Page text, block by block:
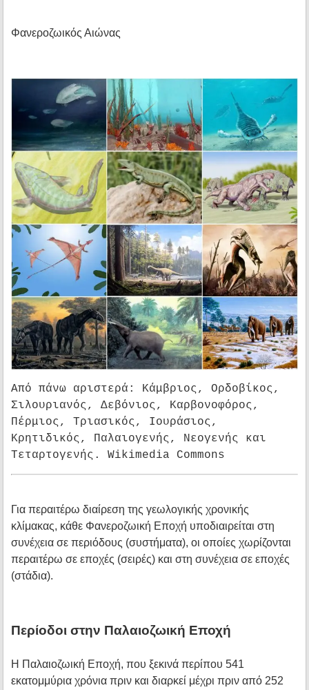
Φανεροζωικός Αιώνας
Από πάνω αριστερά: Κάμβριος, Ορδοβίκος,
Σιλουριανός, Δεβόνιος, Καρβονοφόρος,
Πέρμιος, Τριασικός, Ιουράσιος,
Κρητιδικός, Παλαιογενής, Νεογενής και
Τεταρτογενής. Wikimedia Commons
Για περαιτέρω διαίρεση της γεωλογικής χρονικής
κλίμακας, κάθε Φανεροζωική Εποχή υποδιαιρείται στη
συνέχεια σε περιόδους (συστήματα), οι οποίες χωρίζονται
περαιτέρω σε εποχές (σειρές) και στη συνέχεια σε εποχές
(στάδια).
Περίοδοι στην Παλαιοζωική Εποχή
Η Παλαιοζωική Εποχή, που ξεκινά περίπου 541
εκατομμύρια χρόνια πριν και διαρκεί μέχρι πριν από 252